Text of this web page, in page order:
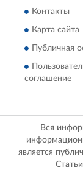
Контакты
Карта сайта
Публичная
соглашение
Вся
является